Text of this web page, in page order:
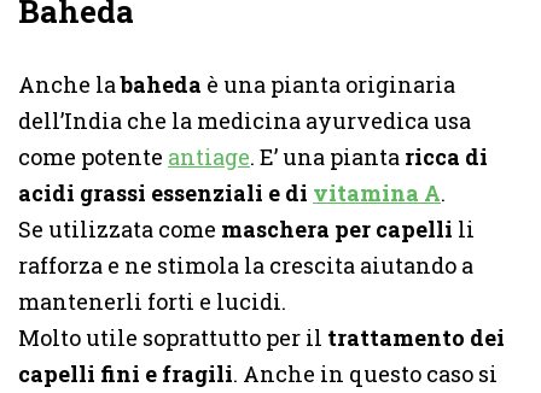
Baheda
Anche labaheda è una pianta originaria
dell’India che la medicina ayurvedica usa
come potente antiage. E’ una pianta ricca di
acidi grassi essenziali e di vitamina A.
Se utilizzata come maschera per capelli li
rafforza e ne stimola la crescita aiutando a
mantenerli forti e lucidi.
Molto utile soprattutto per il trattamento dei
capelli fini e fragili. Anche in questo caso si